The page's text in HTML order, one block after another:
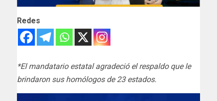
Redes
*El mandatario estatal agradeció el respaldo que le
brindaron sus homólogos de 23 estados.